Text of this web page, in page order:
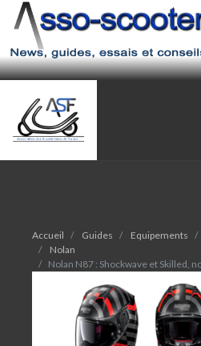
Accueil Guides Equipements
Nolan
Nolan N87 : Shockwave et Skilled,